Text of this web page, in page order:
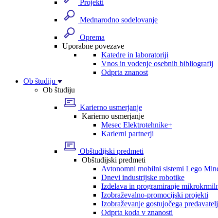
Projekti
Mednarodno sodelovanje
Oprema
Uporabne povezave
Katedre in laboratoriji
Vnos in vodenje osebnih bibliografij
Odprta znanost
Ob študiju
Ob študiju
Karierno usmerjanje
Karierno usmerjanje
Mesec Elektrotehnike+
Karierni partnerji
Obštudijski predmeti
Obštudijski predmeti
Avtonomni mobilni sistemi Lego
Dnevi industrijske robotike
Izdelava in programiranje
Izobraževalno-promocijski projekti
Izobraževanje gostujočega
Odprta koda v znanosti